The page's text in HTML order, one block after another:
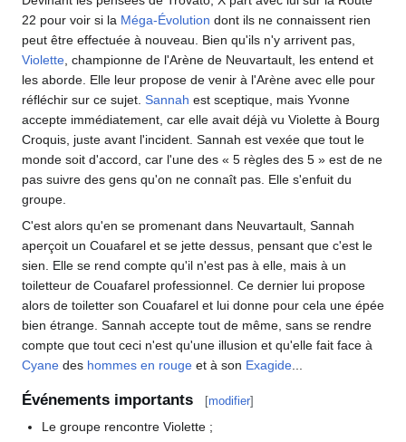
22 pour voir si la Méga-Évolution dont ils ne connaissent rien
peut être effectuée à nouveau. Bien qu'ils n'y arrivent pas,
Violette , championne de l'Arène de Neuvartault, les entend et
les aborde. Elle leur propose de venir à l'Arène avec elle pour
réfléchir sur ce sujet. Sannah est sceptique, mais Yvonne
accepte immédiatement, car elle avait déjà vu Violette à Bourg
Croquis, juste avant l'incident. Sannah est vexée que tout le
monde soit d'accord, car l'une des « 5 règles des 5 » est de ne
pas suivre des gens qu'on ne connaît pas. Elle s'enfuit du
groupe.
C'est alors qu'en se promenant dans Neuvartault, Sannah
aperçoit un Couafarel et se jette dessus, pensant que c'est le
sien. Elle se rend compte qu'il n'est pas à elle, mais à un
toiletteur de Couafarel professionnel. Ce dernier lui propose
alors de toiletter son Couafarel et lui donne pour cela une épée
bien étrange. Sannah accepte tout de même, sans se rendre
compte que tout ceci n'est qu'une illusion et qu'elle fait face à
Cyane des hommes en rouge et à son Exagide
Événements importants [modifier]
Le groupe rencontre Violette ;